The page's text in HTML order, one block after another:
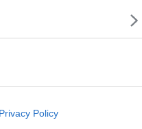
Privacy Policy
IL